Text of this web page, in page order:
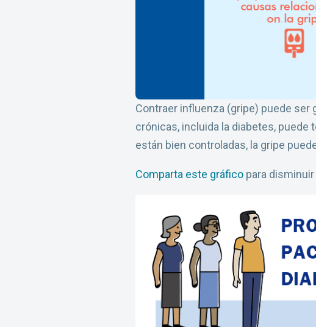
Contraer influenza (gripe) puede ser
crónicas, incluida la diabetes,
están bien controladas, la gripe
Comparta este gráfico para